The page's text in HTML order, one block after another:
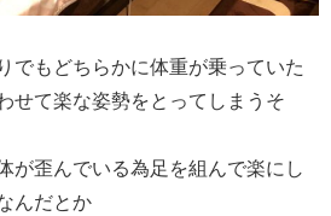
でもどちらかに体重が乗っていた
せて楽な姿勢をとってしまうそ
が歪んでいる為足を組んで楽にし
んだとか